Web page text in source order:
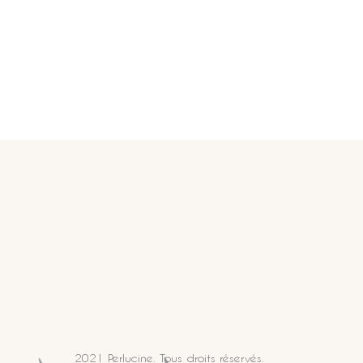
2021 Perlucine. Tous droits réservés.